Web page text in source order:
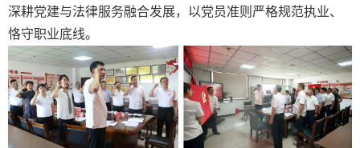
深耕党建与法律服务融合发展，以党员准则严格规范执业、
恪守职业底线。